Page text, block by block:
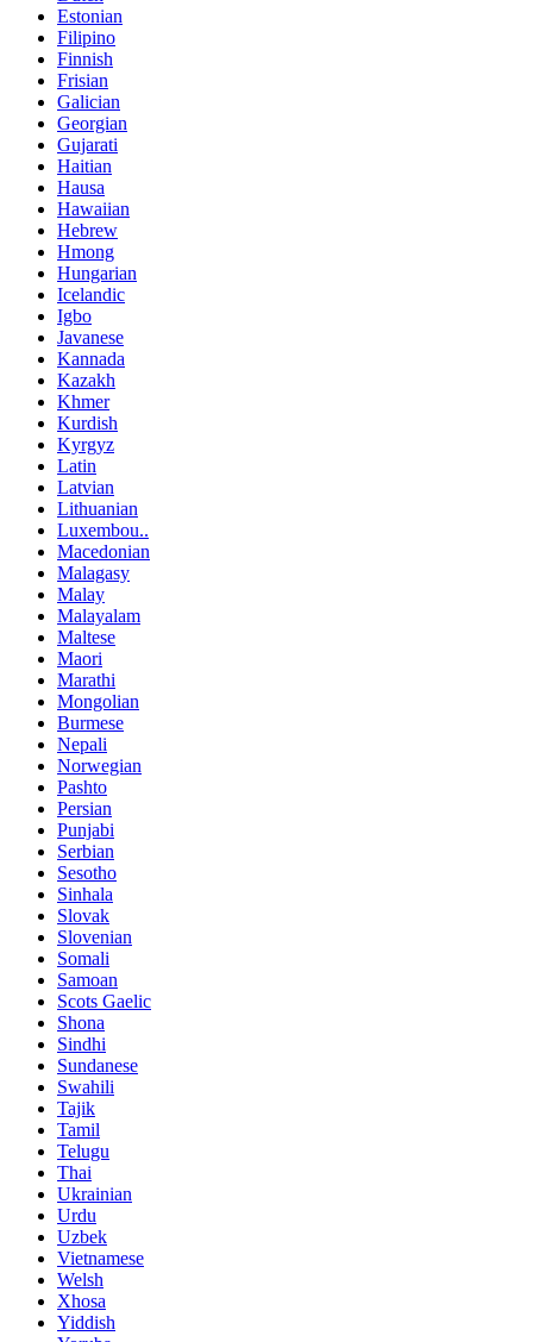
Estonian
Filipino
Finnish
Frisian
Galician
Georgian
Gujarati
Haitian
Hausa
Hawaiian
Hebrew
Hmong
Hungarian
Icelandic
Igbo
Javanese
Kannada
Kazakh
Khmer
Kurdish
Kyrgyz
Latin
Latvian
Lithuanian
Luxembou..
Macedonian
Malagasy
Malay
Malayalam
Maltese
Maori
Marathi
Mongolian
Burmese
Nepali
Norwegian
Pashto
Persian
Punjabi
Serbian
Sesotho
Sinhala
Slovak
Slovenian
Somali
Samoan
Scots Gaelic
Shona
Sindhi
Sundanese
Swahili
Tajik
Tamil
Telugu
Thai
Ukrainian
Urdu
Uzbek
Vietnamese
Welsh
Xhosa
Yiddish